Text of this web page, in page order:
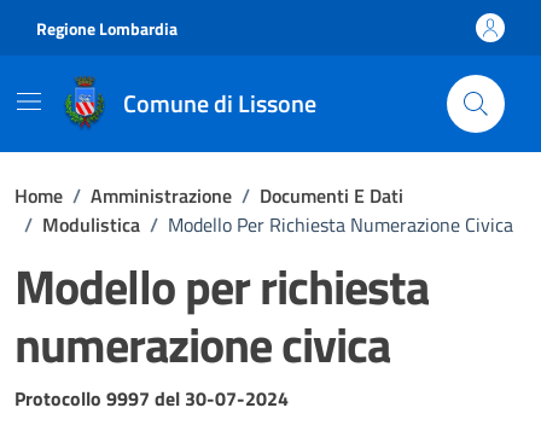
Regione Lombardia
Comune di Lissone
Home / Amministrazione / Documenti E Dati
/ Modulistica / Modello Per Richiesta Numerazione Civica
Modello per richiesta
numerazione civica
Dettagli del documento
Protocollo 9997 del 30-07-2024